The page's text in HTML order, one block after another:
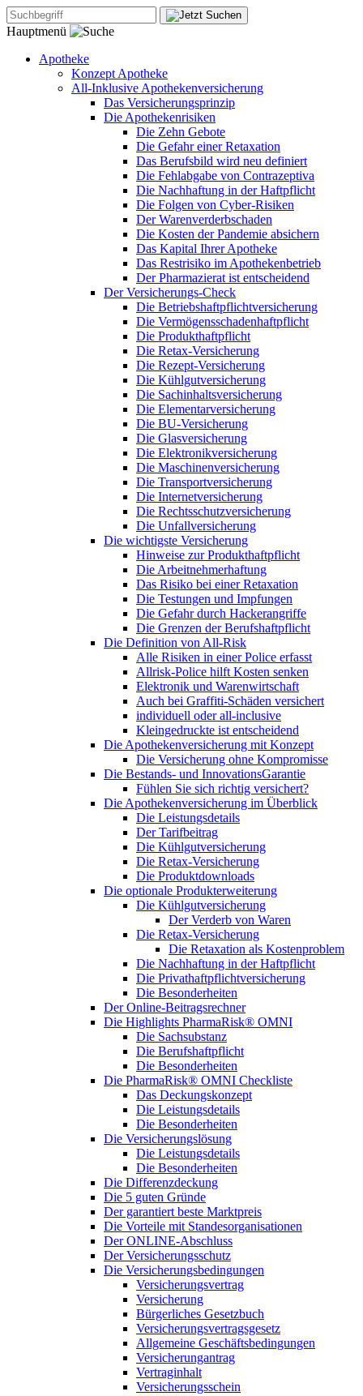
Hauptmenü
Apotheke
Konzept Apotheke
All-Inklusive Apothekenversicherung
Das Versicherungsprinzip
Die Apothekenrisiken
Die Zehn Gebote
Die Gefahr einer Retaxation
Das Berufsbild wird neu definiert
Die Fehlabgabe von Contrazeptiva
Die Nachhaftung in der Haftpflicht
Die Folgen von Cyber-Risiken
Der Warenverderbschaden
Die Kosten der Pandemie absichern
Das Kapital Ihrer Apotheke
Das Restrisiko im Apothekenbetrieb
Der Pharmazierat ist entscheidend
Der Versicherungs-Check
Die Betriebshaftpflichtversicherung
Die Vermögensschadenhaftpflicht
Die Produkthaftpflicht
Die Retax-Versicherung
Die Rezept-Versicherung
Die Kühlgutversicherung
Die Sachinhaltsversicherung
Die Elementarversicherung
Die BU-Versicherung
Die Glasversicherung
Die Elektronikversicherung
Die Maschinenversicherung
Die Transportversicherung
Die Internetversicherung
Die Rechtsschutzversicherung
Die Unfallversicherung
Die wichtigste Versicherung
Hinweise zur Produkthaftpflicht
Die Arbeitnehmerhaftung
Das Risiko bei einer Retaxation
Die Testungen und Impfungen
Die Gefahr durch Hackerangriffe
Die Grenzen der Berufshaftpflicht
Die Definition von All-Risk
Alle Risiken in einer Police erfasst
Allrisk-Police hilft Kosten senken
Elektronik und Warenwirtschaft
Auch bei Graffiti-Schäden versichert
individuell oder all-inclusive
Kleingedruckte ist entscheidend
Die Apothekenversicherung mit Konzept
Die Versicherung ohne Kompromisse
Die Bestands- und InnovationsGarantie
Fühlen Sie sich richtig versichert?
Die Apothekenversicherung im Überblick
Die Leistungsdetails
Der Tarifbeitrag
Die Kühlgutversicherung
Die Retax-Versicherung
Die Produktdownloads
Die optionale Produkterweiterung
Die Kühlgutversicherung
Der Verderb von Waren
Die Retax-Versicherung
Die Retaxation als Kostenproblem
Die Nachhaftung in der Haftpflicht
Die Privathaftpflichtversicherung
Die Besonderheiten
Der Online-Beitragsrechner
Die Highlights PharmaRisk® OMNI
Die Sachsubstanz
Die Berufshaftpflicht
Die Besonderheiten
Die PharmaRisk® OMNI Checkliste
Das Deckungskonzept
Die Leistungsdetails
Die Besonderheiten
Die Versicherungslösung
Die Leistungsdetails
Die Besonderheiten
Die Differenzdeckung
Die 5 guten Gründe
Der garantiert beste Marktpreis
Die Vorteile mit Standesorganisationen
Der ONLINE-Abschluss
Der Versicherungsschutz
Die Versicherungsbedingungen
Versicherungsvertrag
Versicherung
Bürgerliches Gesetzbuch
Versicherungsvertragsgesetz
Allgemeine Geschäftsbedingungen
Versicherungantrag
Vertraginhalt
Versicherungsschein